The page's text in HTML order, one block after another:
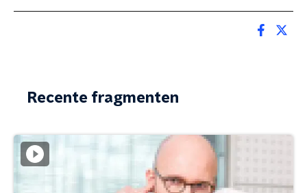
Recente fragmenten